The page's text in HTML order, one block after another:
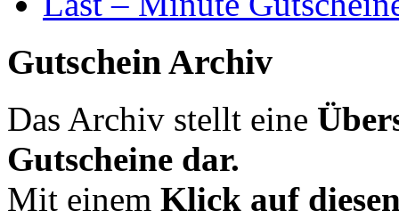
Gutschein Archiv
Das Archiv stellt eine
Gutscheine dar.
Mit einem Klick auf